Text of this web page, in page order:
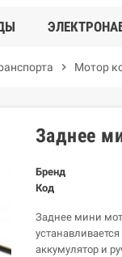
chevron_right Мотор
Заднее
Бренд
Код
Заднее мини
аккумулятор и